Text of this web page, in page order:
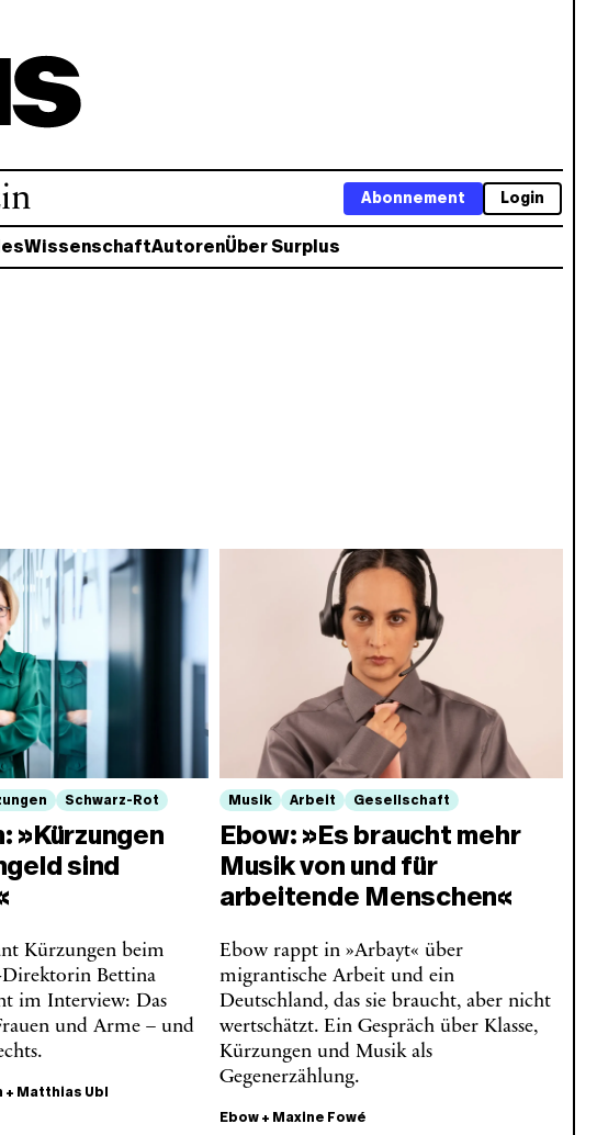
Login
Abonnement
WissenschaftAutorenÜber Surplus
Schwarz-Rot
»Kürzungen
sind
Kürzungen beim
Direktorin Bettina
im Interview: Das
und Arme – und
+ Matthias Ubl
Musik Arbeit Gesellschaft
Ebow: »Es braucht mehr
Musik von und für
arbeitende Menschen«
Ebow rappt in »Arbayt« über
migrantische Arbeit und ein
Deutschland, das sie braucht, aber nicht
wertschätzt. Ein Gespräch über Klasse,
Kürzungen und Musik als
Gegenerzählung.
Ebow+ Maxine Fowé